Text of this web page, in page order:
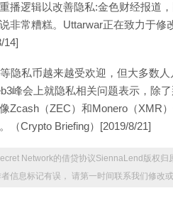
播逻辑以改善隐私:金色财经报道
非常糟糕。Uttarwar正在致力于
14]
隐私币越来越受欢迎，但大多数
峰会上就隐私相关问题表示，除
Zcash（ZEC）和Monero（XMR
（Crypto Briefing）[2019/8/21]
Network的借贷协议SiennaLend版权归
信息标记有误， 请第一时间联系我们修改或